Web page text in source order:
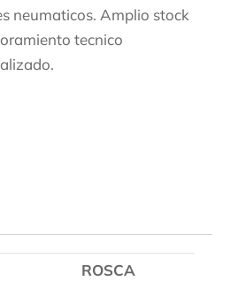
neumaticos. Amplio stock
tecnico
ROSCA